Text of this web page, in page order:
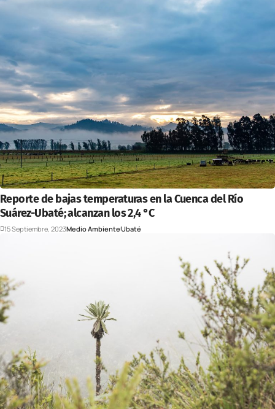
Reporte de bajas temperaturas en la Cuenca del Río
Suárez-Ubaté; alcanzan los 2,4 °C
15 Septiembre, 2023Medio AmbienteUbaté